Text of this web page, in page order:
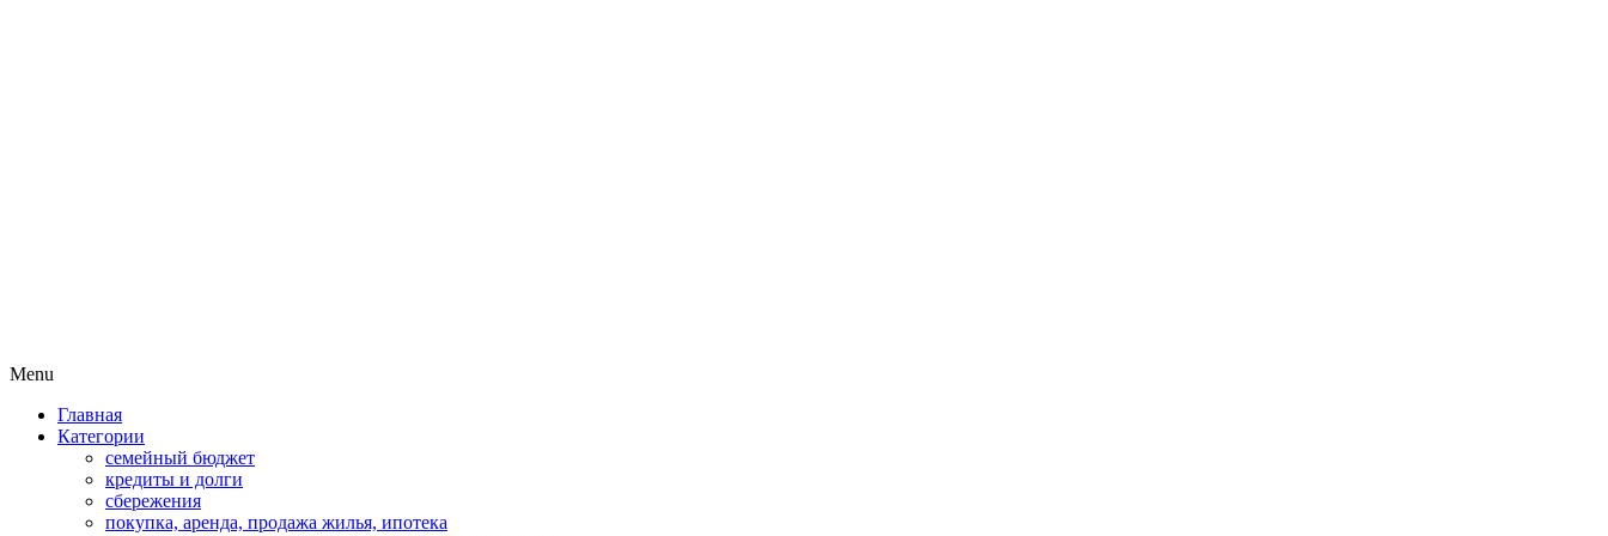
Menu
content
Главная
Категории
семейный бюджет
кредиты и долги
сбережения
покупка, аренда, продажа жилья, ипотека